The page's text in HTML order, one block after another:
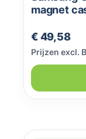
magnet
Normale
€ 49,58
Prijzen excl.